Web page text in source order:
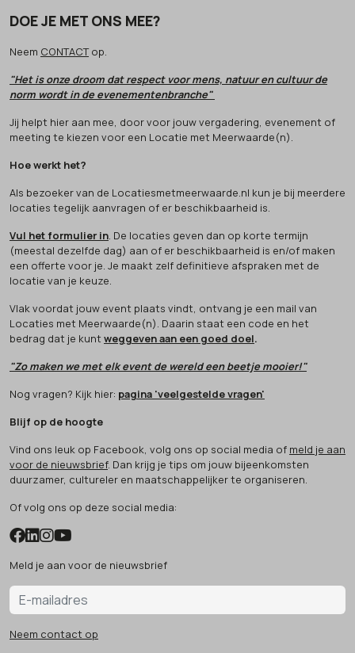
DOE JE MET ONS MEE?
Neem CONTACTop.
"Het is onze droom dat respect voor mens, natuur en cultuur de
norm wordt in de evenementenbranche"
Jij helpt hier aan mee, door voor jouw vergadering, evenement of
meeting te kiezen voor een Locatie met Meerwaarde(n).
Hoe werkt het?
Als bezoeker van de Locatiesmetmeerwaarde.nl kun je bij meerdere
locaties tegelijk aanvragen of er beschikbaarheid is.
Vul het formulier in. De locaties geven dan op korte termijn
(meestal dezelfde dag) aan of er beschikbaarheid is en/of maken
een offerte voor je. Je maakt zelf definitieve afspraken met de
locatie van je keuze.
Vlak voordat jouw event plaats vindt, ontvang je een mail van
Locaties met Meerwaarde(n). Daarin staat een code en het
bedrag dat je kunt weggeven aan een goed doel.
"Zo maken we met elk event de wereld een beetje mooier!"
Nog vragen? Kijk hier: pagina 'veelgestelde vragen'
Blijf op de hoogte
Vind ons leuk op Facebook, volg ons op social media of meld je aan
voor de nieuwsbrief. Dan krijg je tips om jouw bijeenkomsten
duurzamer, cultureler en maatschappelijker te organiseren.
Of volg ons op deze social media:
Meld je aan voor de nieuwsbrief
Neem contact op